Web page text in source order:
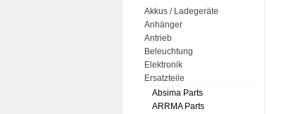
Akkus / Ladegeräte
Anhänger
Antrieb
Beleuchtung
Elektronik
Ersatzteile
Absima Parts
ARRMA Parts